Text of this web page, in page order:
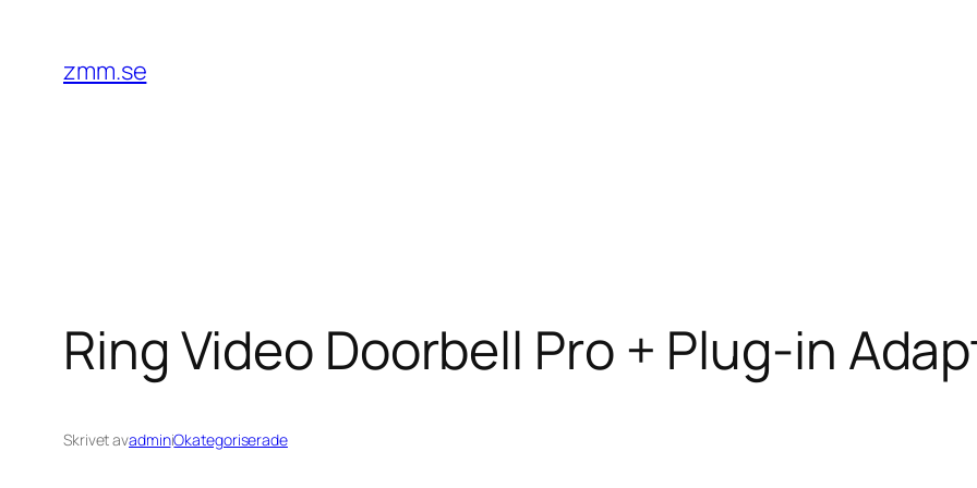
innehåll
zmm.se
Ring Video Doorbell Pro + Plug-in
Skrivet avadminiOkategoriserade